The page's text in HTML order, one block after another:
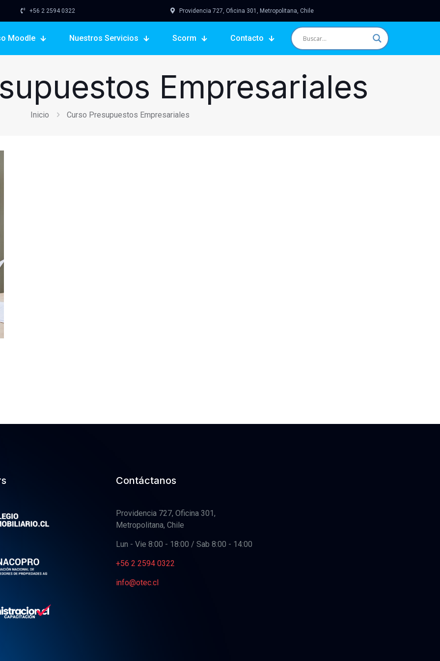
+56 2 2594 0322 Providencia 727, Oficina 301, Metropolitana, Chile
Moodle Nuestros Servicios Scorm Contacto
Empresariales
Inicio Curso Presupuestos Empresariales
Contáctanos
Providencia 727, Oficina 301,
Metropolitana, Chile
Lun - Vie 8:00 - 18:00 / Sab 8:00 - 14:00
+56 2 2594 0322
info@otec.cl